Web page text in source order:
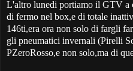
L'altro lunedi portiamo il GTV a
di fermo nel box,e di totale
146ti,era ora non solo di fargli
gli pneumatici invernali (Pirelli
PZeroRosso,e non solo,ma di